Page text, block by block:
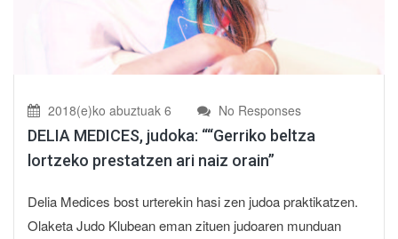
2018(e)ko abuztuak 6 No Responses
DELIA MEDICES, judoka: ““Gerriko beltza
lortzeko prestatzen ari naiz orain”
Delia Medices bost urterekin hasi zen judoa praktikatzen.
Olaketa Judo Klubean eman zituen judoaren munduan